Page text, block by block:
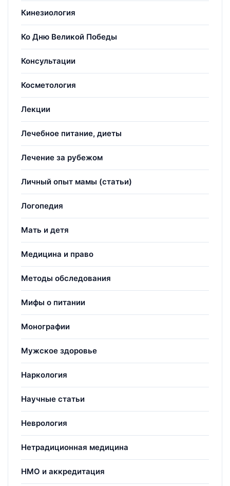
Кинезиология
Ко Дню Великой Победы
Консультации
Косметология
Лекции
Лечебное питание, диеты
Лечение за рубежом
Личный опыт мамы (статьи)
Логопедия
Мать и детя
Медицина и право
Методы обследования
Мифы о питании
Монографии
Мужское здоровье
Наркология
Научные статьи
Неврология
Нетрадиционная медицина
НМО и аккредитация